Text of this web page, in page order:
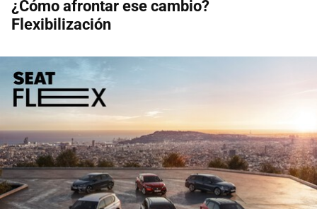
¿Cómo afrontar ese cambio?
Flexibilización